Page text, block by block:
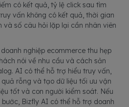
có kết quả, tỷ lệ click sau tìm
vấn không có kết quả, thời gian
và số câu hỏi lặp lại cần nhân viên
nghiệp ecommerce thu hẹp
nói về nhu cầu và cách sản
AI có thể hỗ trợ hiểu truy vấn,
rỗng và tạo dữ liệu tối ưu vận
tốt và con người kiểm soát. Nếu
Bizfly AI có thể hỗ trợ doanh